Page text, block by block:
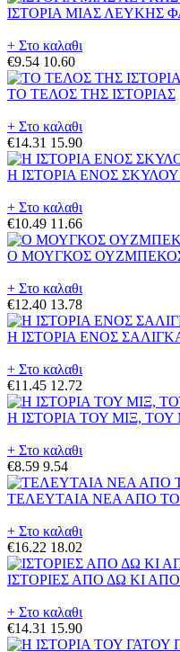
ΙΣΤΟΡΙΑ ΜΙΑΣ ΛΕΥΚΗΣ
+ Στο καλαθι
€9.54 10.60
ΤΟ ΤΕΛΟΣ ΤΗΣ ΙΣΤΟΡΙΑΣ
+ Στο καλαθι
€14.31 15.90
Η ΙΣΤΟΡΙΑ ΕΝΟΣ
+ Στο καλαθι
€10.49 11.66
Ο ΜΟΥΓΚΟΣ
+ Στο καλαθι
€12.40 13.78
Η ΙΣΤΟΡΙΑ ΕΝΟΣ
+ Στο καλαθι
€11.45 12.72
Η ΙΣΤΟΡΙΑ ΤΟΥ ΜΙΞ,
+ Στο καλαθι
€8.59 9.54
ΤΕΛΕΥΤΑΙΑ ΝΕΑ ΑΠΟ
+ Στο καλαθι
€16.22 18.02
ΙΣΤΟΡΙΕΣ ΑΠΟ ΔΩ ΚΙ
+ Στο καλαθι
€14.31 15.90